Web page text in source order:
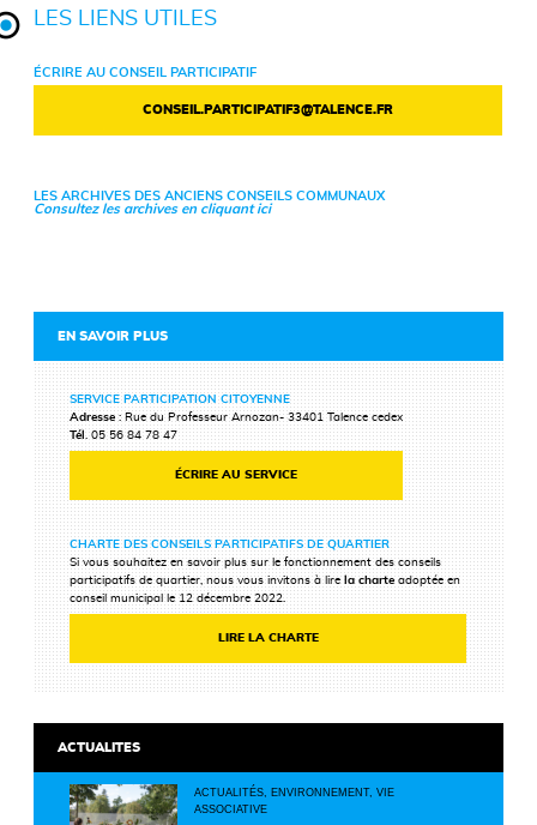
LES LIENS UTILES
ÉCRIRE AU CONSEIL PARTICIPATIF
CONSEIL.PARTICIPATIF3@TALENCE.FR
LES ARCHIVES DES ANCIENS CONSEILS COMMUNAUX
Consultez les archives en cliquant ici
EN SAVOIR PLUS
SERVICE PARTICIPATION CITOYENNE
Adresse : Rue du Professeur Arnozan- 33401 Talence cedex
Tél. 05 56 84 78 47
ÉCRIRE AU SERVICE
CHARTE DES CONSEILS PARTICIPATIFS DE QUARTIER
Si vous souhaitez en savoir plus sur le fonctionnement des conseils
participatifs de quartier, nous vous invitons à lire la charteadoptée en
conseil municipal le 12 décembre 2022.
LIRE LA CHARTE
ACTUALITES
ACTUALITÉS, ENVIRONNEMENT, VIE
ASSOCIATIVE